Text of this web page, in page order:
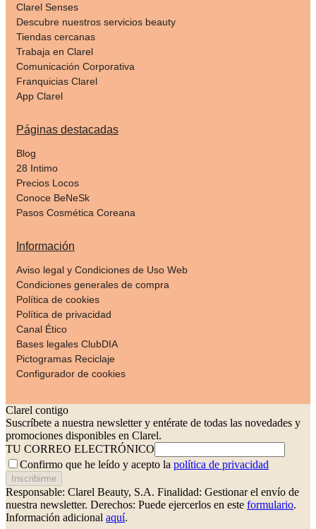
Clarel Senses
Descubre nuestros servicios beauty
Tiendas cercanas
Trabaja en Clarel
Comunicación Corporativa
Franquicias Clarel
App Clarel
Páginas destacadas
Blog
28 Intimo
Precios Locos
Conoce BeNeSk
Pasos Cosmética Coreana
Información
Aviso legal y Condiciones de Uso Web
Condiciones generales de compra
Política de cookies
Política de privacidad
Canal Ético
Bases legales ClubDIA
Pictogramas Reciclaje
Configurador de cookies
Clarel contigo
Suscríbete a nuestra newsletter y entérate de todas las novedades y
promociones disponibles en Clarel.
TU CORREO ELECTRÓNICO
Confirmo que he leído y acepto la política de privacidad
Inscribirme
Responsable: Clarel Beauty, S.A. Finalidad: Gestionar el envío de
nuestra newsletter. Derechos: Puede ejercerlos en este formulario.
Información adicional aquí.